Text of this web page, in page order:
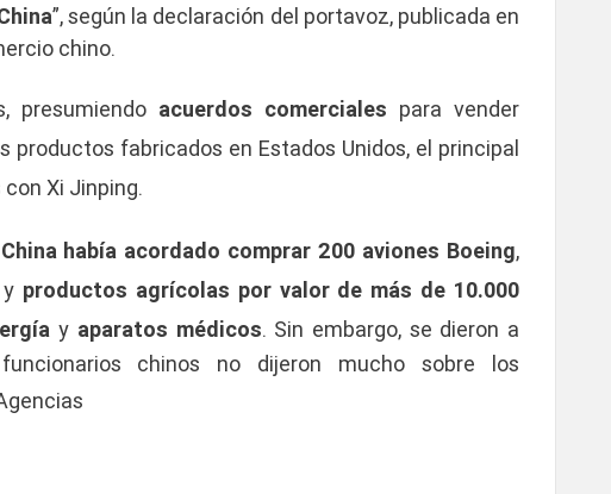
”, según la declaración del portavoz, publicada en
chino.
presumiendo acuerdos comerciales para vender
productos fabricados en Estados Unidos, el principal
Xi Jinping.
China había acordado comprar 200 aviones Boeing,
productos agrícolas por valor de más de 10.000
y aparatos médicos. Sin embargo, se dieron a
chinos no dijeron mucho sobre los